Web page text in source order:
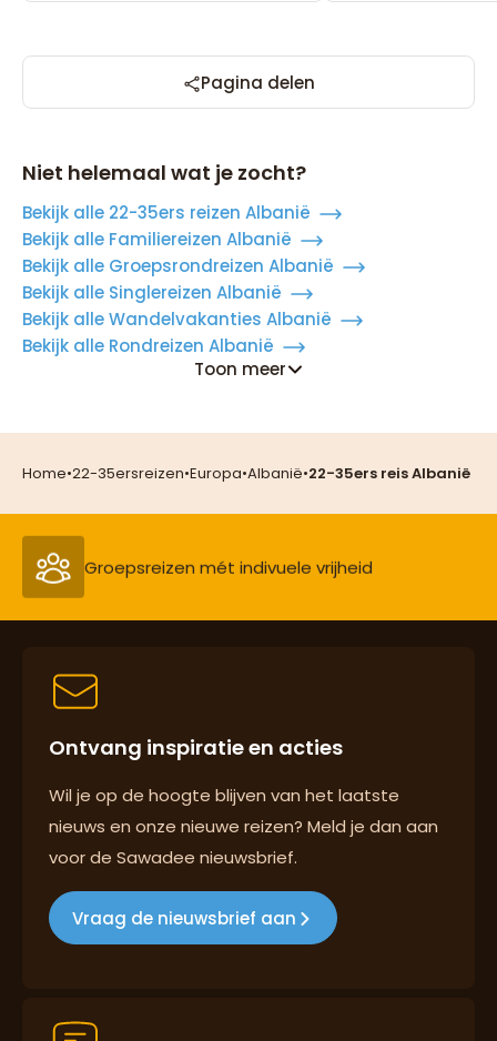
Home•22-35ersreizen•Europa•Albanië•22-35ers reis Albanië
Pagina delen
Niet helemaal wat je zocht?
Bekijk alle 22-35ers reizen Albanië
Bekijk alle Familiereizen Albanië
Bekijk alle Groepsrondreizen Albanië
Bekijk alle Singlereizen Albanië
Bekijk alle Wandelvakanties Albanië
Bekijk alle Rondreizen Albanië
Toon meer
Reizen met oog voor mens, cultuur en milieu
Persoonlijk en deskundig reisadvies
Best beoordeelde reisroutes
Groepsreizen mét indivuele vrijheid
Ontvang inspiratie en acties
Wil je op de hoogte blijven van het laatste
nieuws en onze nieuwe reizen? Meld je dan aan
voor de Sawadee nieuwsbrief.
Vraag de nieuwsbrief aan